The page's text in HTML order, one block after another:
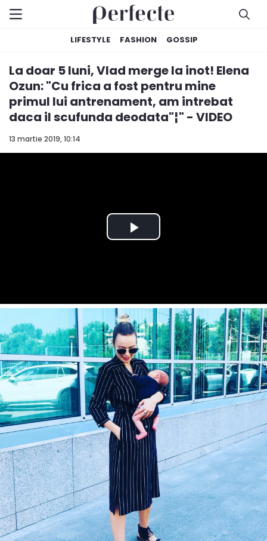
LIFESTYLE FASHION GOSSIP
13 martie 2019, 10:14
La doar 5 luni, Vlad merge la inot! Elena
Ozun: "Cu frica a fost pentru mine
primul lui antrenament, am intrebat
daca il scufunda deodata"¦" - VIDEO